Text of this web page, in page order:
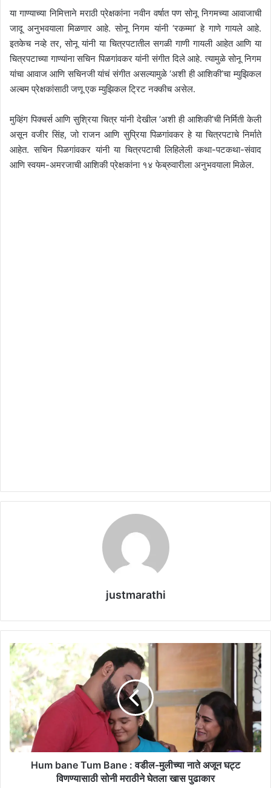
या गाण्याच्या निमित्ताने मराठी प्रेक्षकांना नवीन वर्षात पण सोनू निगमच्या आवाजाची
जादू अनुभवयाला मिळणार आहे. सोनू निगम यांनी ‘रकम्मा’ हे गाणे गायले आहे.
इतकेच नव्हे तर, सोनू यांनी या चित्रपटातील सगळी गाणी गायली आहेत आणि या
चित्रपटाच्या गाण्यांना सचिन पिळगांवकर यांनी संगीत दिले आहे. त्यामुळे सोनू निगम
यांचा आवाज आणि सचिनजी यांचं संगीत असल्यामुळे ‘अशी ही आशिकी’चा म्युझिकल
अल्बम प्रेक्षकांसाठी जणू एक म्युझिकल ट्रिट नक्कीच असेल.
मुव्हिंग पिक्चर्स आणि सुश्रिया चित्र यांनी देखील ‘अशी ही आशिकी’ची निर्मिती केली
असून वजीर सिंह, जो राजन आणि सुप्रिया पिळगांवकर हे या चित्रपटाचे निर्माते
आहेत. सचिन पिळगांवकर यांनी या चित्रपटाची लिहिलेली कथा-पटकथा-संवाद
आणि स्वयम-अमरजाची आशिकी प्रेक्षकांना १४ फेब्रुवारीला अनुभवयाला मिळेल.
justmarathi
H
u
m
b
a
n
e
T
u
Hum bane Tum Bane : वडील-मुलीच्या नाते अजून घट्ट
विणण्यासाठी सोनी मराठीने घेतला खास पुढाकार